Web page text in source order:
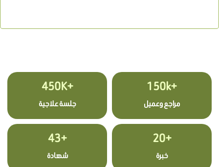
+150k
مراجع وعميل
+450K
جلسة علاجية
+20
خبرة
+43
شهادة